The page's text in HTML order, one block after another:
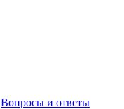
Вопросы и ответы